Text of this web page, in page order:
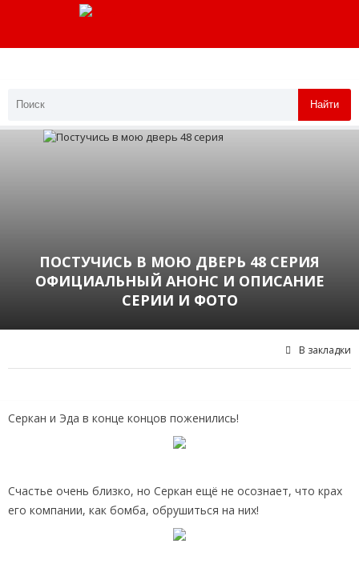
Найти
ПОСТУЧИСЬ В МОЮ ДВЕРЬ 48 СЕРИЯ
ОФИЦИАЛЬНЫЙ АНОНС И ОПИСАНИЕ
СЕРИИ И ФОТО
В закладки
Серкан и Эда в конце концов поженились!
Счастье очень близко, но Серкан ещё не осознает, что крах
его компании, как бомба, обрушиться на них!